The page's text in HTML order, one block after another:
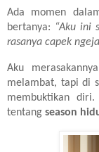
Ada momen
bertanya: “Aku ini
rasanya capek
Aku
melambat, tapi di
membuktikan
tentang season